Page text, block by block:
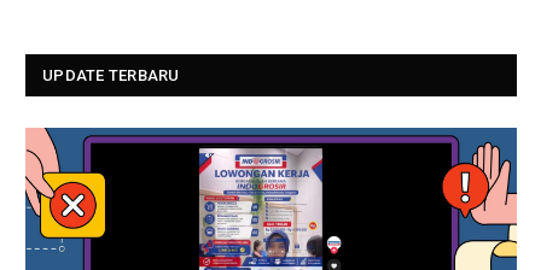
UPDATE TERBARU